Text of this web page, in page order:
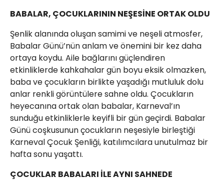
BABALAR, ÇOCUKLARININ NEŞESİNE ORTAK OLDU
Şenlik alanında oluşan samimi ve neşeli atmosfer,
Babalar Günü’nün anlam ve önemini bir kez daha
ortaya koydu. Aile bağlarını güçlendiren
etkinliklerde kahkahalar gün boyu eksik olmazken,
baba ve çocukların birlikte yaşadığı mutluluk dolu
anlar renkli görüntülere sahne oldu. Çocukların
heyecanına ortak olan babalar, Karneval’ın
sunduğu etkinliklerle keyifli bir gün geçirdi. Babalar
Günü coşkusunun çocukların neşesiyle birleştiği
Karneval Çocuk Şenliği, katılımcılara unutulmaz bir
hafta sonu yaşattı.
ÇOCUKLAR BABALARI İLE AYNI SAHNEDE